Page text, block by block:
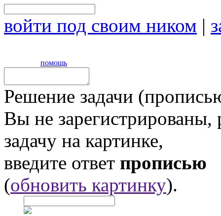
войти под своим ником |
помощь
Решение задачи
Вы не
задачу на картинке,
введите ответ прописью
(обновить картинку).